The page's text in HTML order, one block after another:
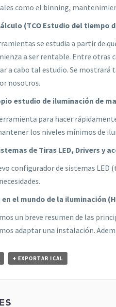
como el binning,
(TCO Estudio del tiempo
se estudia a partir de
a ser rentable. Entre otras
a cabo tal estudio. Se
nosotros.
estudio de iluminación de
para hacer
los niveles mínimos de
de Tiras LED, Drivers y
configurador de sistemas
el mundo de la iluminación
un breve resumen de las
adaptar una instalación.
+ EXPORTAR ICAL